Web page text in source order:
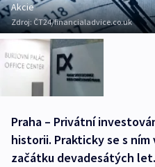
Akcie
Zdroj:ČT24/financialadvice.co.uk
Praha – Privátní
historii. Prakticky se s
začátku devadesátých